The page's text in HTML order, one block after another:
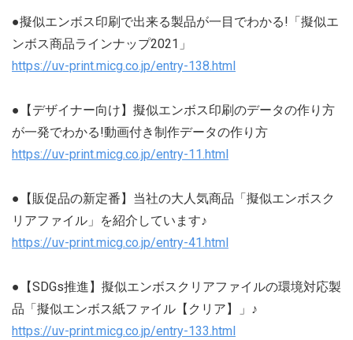
●擬似エンボス印刷で出来る製品が一目でわかる!「擬似エ
ンボス商品ラインナップ2021」
https://uv-print.micg.co.jp/entry-138.html
●【デザイナー向け】擬似エンボス印刷のデータの作り方
が一発でわかる!動画付き制作データの作り方
https://uv-print.micg.co.jp/entry-11.html
●【販促品の新定番】当社の大人気商品「擬似エンボスク
リアファイル」を紹介しています♪
https://uv-print.micg.co.jp/entry-41.html
●【SDGs推進】擬似エンボスクリアファイルの環境対応製
品「擬似エンボス紙ファイル【クリア】」♪
https://uv-print.micg.co.jp/entry-133.html